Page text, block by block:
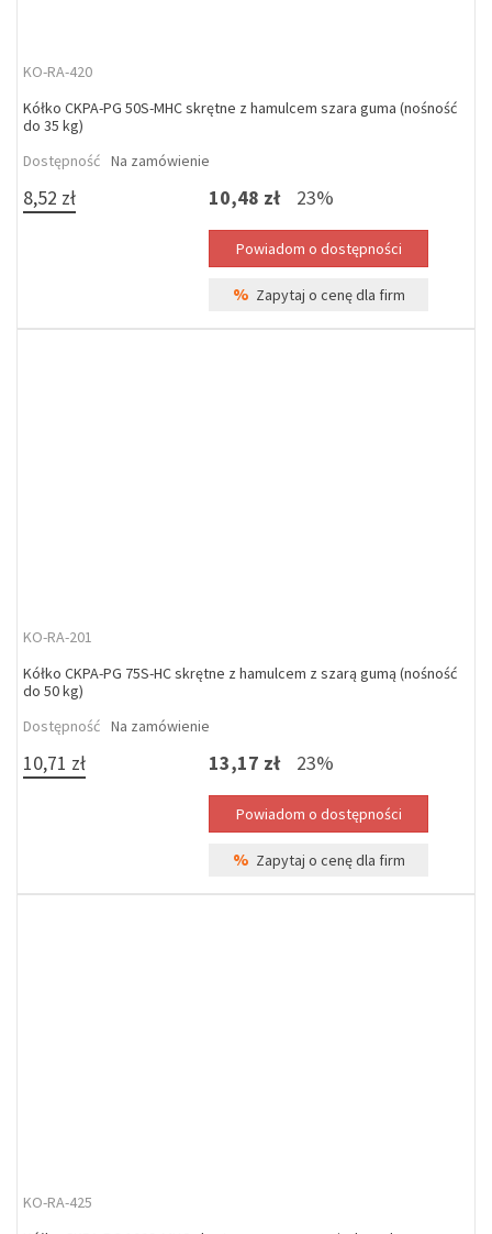
KO-RA-420
Kółko CKPA-PG 50S-MHC skrętne z hamulcem szara guma (nośność
do 35 kg)
Dostępność Na zamówienie
8,52 zł 10,48 zł 23%
% Zapytaj o cenę dla firm
KO-RA-201
Kółko CKPA-PG 75S-HC skrętne z hamulcem z szarą gumą (nośność
do 50 kg)
Dostępność Na zamówienie
10,71 zł 13,17 zł 23%
% Zapytaj o cenę dla firm
KO-RA-425